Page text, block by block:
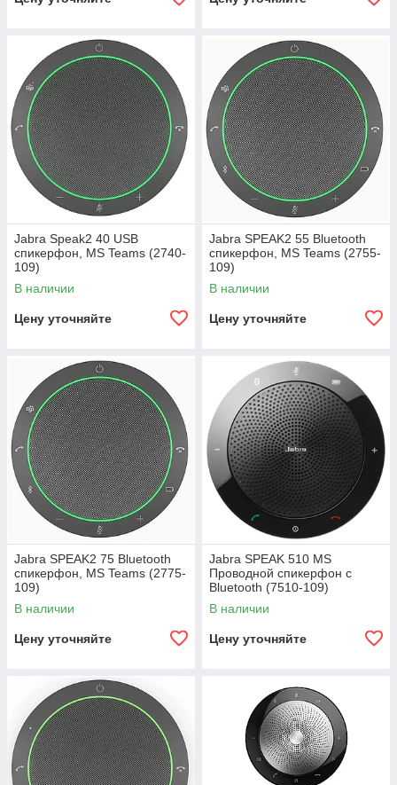
Jabra Speak2 40 USB
спикерфон, MS Teams (2740-
109)
В наличии
Цену уточняйте
Jabra SPEAK2 55 Bluetooth
спикерфон, MS Teams (2755-
109)
В наличии
Цену уточняйте
Jabra SPEAK2 75 Bluetooth
спикерфон, MS Teams (2775-
109)
В наличии
Цену уточняйте
Jabra SPEAK 510 MS
Проводной спикерфон c
Bluetooth (7510-109)
В наличии
Цену уточняйте